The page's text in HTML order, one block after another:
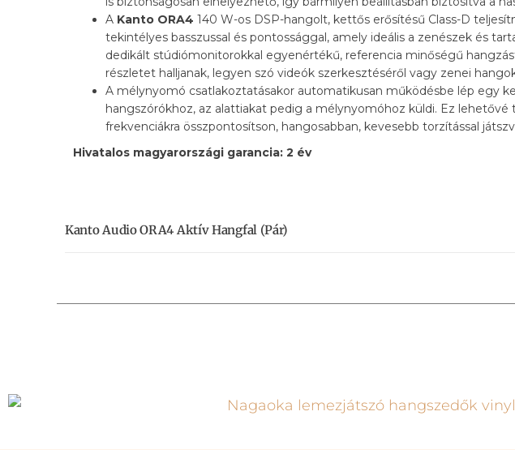
A Kanto ORA4 140 W-os DSP-hangolt, kettős erősítésű Class-D
tekintélyes basszussal és pontossággal, amely ideális a zenészek és
dedikált stúdiómonitorokkal egyenértékű, referencia minőségű
részletet halljanak, legyen szó videók szerkesztéséről vagy zenei
A mélynyomó csatlakoztatásakor automatikusan működésbe lép egy
hangszórókhoz, az alattiakat pedig a mélynyomóhoz küldi. Ez lehetővé
frekvenciákra összpontosítson, hangosabban, kevesebb torzítással
Hivatalos magyarországi garancia: 2 év
Kanto Audio ORA4 Aktív Hangfal (pár)